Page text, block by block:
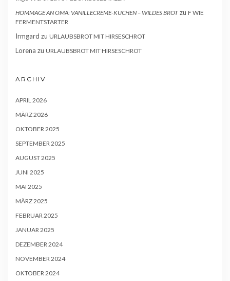
HOMMAGE AN OMA: VANILLECREME-KUCHEN – WILDES BROT zu F WIE
FERMENTSTARTER
Irmgard zu URLAUBSBROT MIT HIRSESCHROT
Lorena zu URLAUBSBROT MIT HIRSESCHROT
ARCHIV
APRIL 2026
MÄRZ 2026
OKTOBER 2025
SEPTEMBER 2025
AUGUST 2025
JUNI 2025
MAI 2025
MÄRZ 2025
FEBRUAR 2025
JANUAR 2025
DEZEMBER 2024
NOVEMBER 2024
OKTOBER 2024